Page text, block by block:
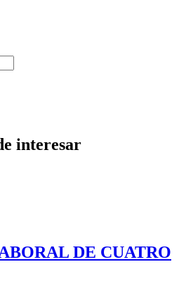
interesar
DE CUATRO